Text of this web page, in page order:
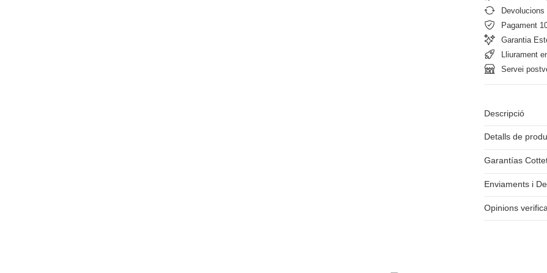
Pagament
Garantia
Lliurament
Servei
Descripció
Detalls de
Garantías
Enviaments i
Opinions